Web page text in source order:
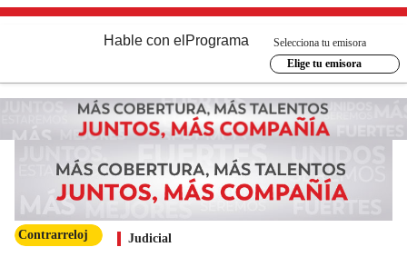
Hable con el Programa
Selecciona tu emisora
Elige tu emisora
Contrarreloj Judicial